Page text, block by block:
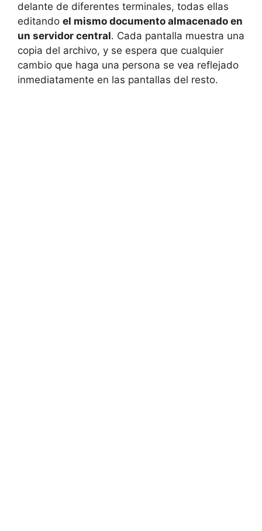
delante de diferentes terminales, todas ellas
editando el mismo documento almacenado en
un servidor central. Cada pantalla muestra una
copia del archivo, y se espera que cualquier
cambio que haga una persona se vea reflejado
inmediatamente en las pantallas del resto.